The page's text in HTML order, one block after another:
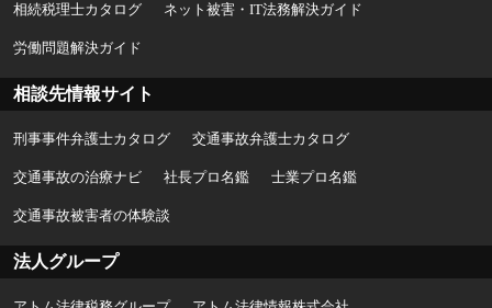
相続税理士カタログ ネット被害・IT法務解決ガイド
労働問題解決ガイド
相談先情報サイト
刑事事件弁護士カタログ 交通事故弁護士カタログ
交通事故の治療ナビ 社長プロ名鑑 士業プロ名鑑
交通事故被害者の体験談
法人グループ